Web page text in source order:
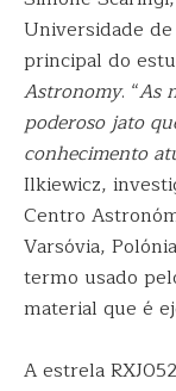
Universidade
principal do
Astronomy. “As
poderoso jato
conhecimento
Ilkiewicz,
Centro
Varsóvia,
termo usado
material que é
A estrela